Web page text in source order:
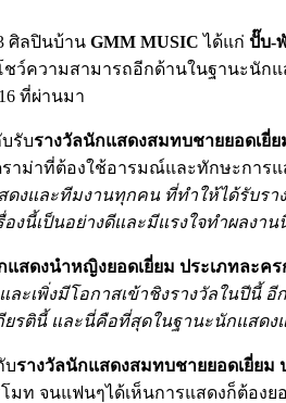
ศิลปินบ้าน GMM MUSIC ได้แก่ ปั๊บ-
ความสามารถอีกด้านในฐานะนักแ
ที่ผ่านมา
รับรางวัลนักแสดงสมทบชายยอดเยี่ย
าม่าที่ต้องใช้อารมณ์และทักษะการ
งและทีมงานทุกคน ที่ทำให้ได้รับร
งนี้เป็นอย่างดีและมีแรงใจทำผลงาน
แสดงนำหญิงยอดเยี่ยม ประเภทละคร
ละเพิ่งมีโอกาสเข้าชิงรางวัลในปี
ยรตินี้ และนี่คือที่สุดในฐานะนักแสด
บรางวัลนักแสดงสมทบชายยอดเยี่ยม
ท จนแฟนๆได้เห็นการแสดงก็ต้องย